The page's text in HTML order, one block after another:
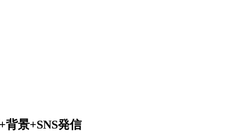
背景+SNS発信